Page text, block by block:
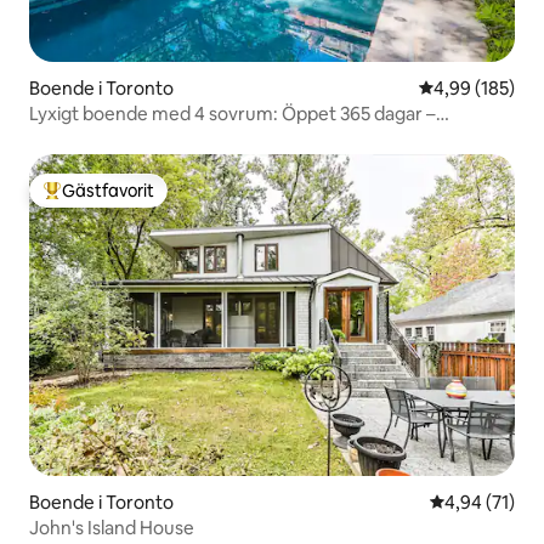
Boende i Toronto 4,99 av 5 i
4,99 (185)
Lyxigt boende med 4 sovrum: Öppet 365 dagar –
Populär gästfavorit
Gästfavorit
Boende i Toronto 4,94 av 5 i
4,94 (71)
John's Island House